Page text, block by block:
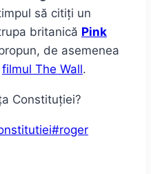
să citiți un
britanică Pink
de asemenea
filmul The Wall.
Constituției?
#roger